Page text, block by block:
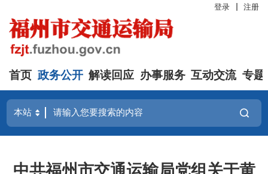
登录 注册
首页 政务公开 解读回应 办事服务 互动交流 专题
中共福州市交通运输局党组关于黄